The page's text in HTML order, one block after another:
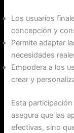
Los usuarios
concepción y
Permite adaptar
necesidades
Empodera a los
crear y
Esta
asegura que las
efectivas, sino